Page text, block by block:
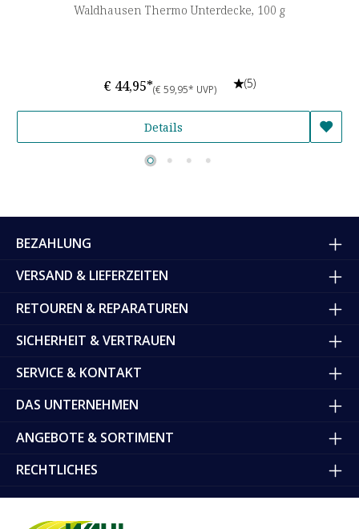
Waldhausen Thermo Unterdecke, 100 g
€ 44,95*(€ 59,95* UVP) (5)
Details
BEZAHLUNG
VERSAND & LIEFERZEITEN
RETOUREN & REPARATUREN
SICHERHEIT & VERTRAUEN
SERVICE & KONTAKT
DAS UNTERNEHMEN
ANGEBOTE & SORTIMENT
RECHTLICHES